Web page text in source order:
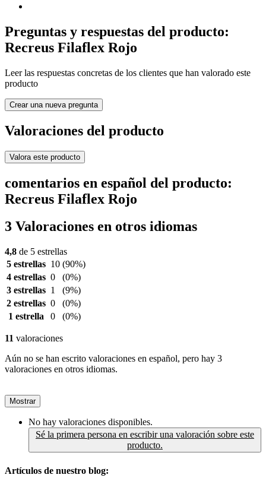
Preguntas y respuestas del producto:
Recreus Filaflex Rojo
Leer las respuestas concretas de los clientes que han valorado este
producto
Crear una nueva pregunta
Valoraciones del producto
Valora este producto
comentarios en español del producto:
Recreus Filaflex Rojo
3 Valoraciones en otros idiomas
4,8 de 5 estrellas
5 estrellas 10 (90%)
4 estrellas 0
(0%)
3 estrellas 1
(9%)
2 estrellas 0
(0%)
1 estrella
0 (0%)
11 valoraciones
Aún no se han escrito valoraciones en español, pero hay 3
valoraciones en otros idiomas.
Mostrar
No hay valoraciones disponibles.
Sé la primera persona en escribir una valoración sobre este
producto.
Artículos de nuestro blog: